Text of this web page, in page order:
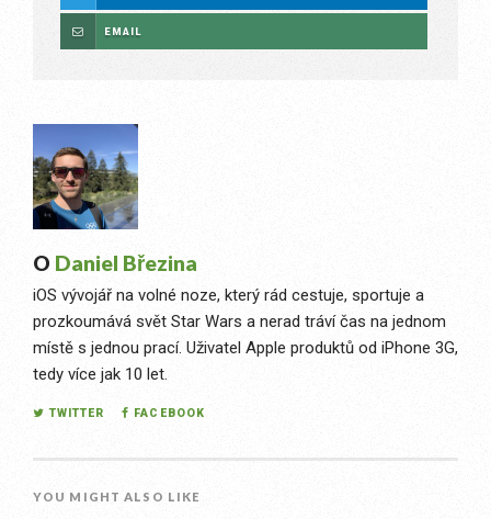
EMAIL
O Daniel Březina
iOS vývojář na volné noze, který rád cestuje, sportuje a
prozkoumává svět Star Wars a nerad tráví čas na jednom
místě s jednou prací. Uživatel Apple produktů od iPhone 3G,
tedy více jak 10 let.
TWITTER FACEBOOK
YOU MIGHT ALSO LIKE